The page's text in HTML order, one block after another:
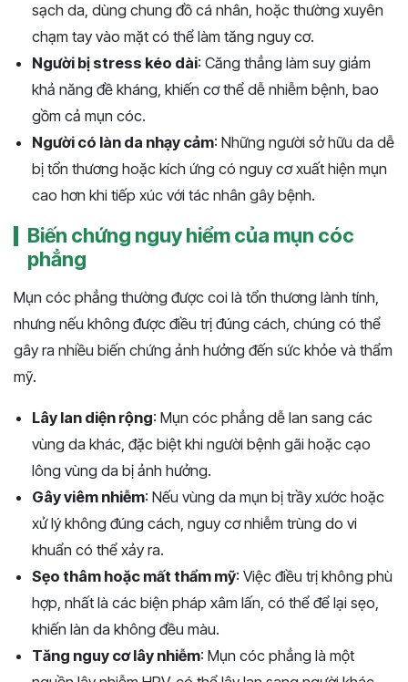
sạch da, dùng chung đồ cá nhân, hoặc thường xuyên
chạm tay vào mặt có thể làm tăng nguy cơ.
Người bị stress kéo dài: Căng thẳng làm suy giảm
khả năng đề kháng, khiến cơ thể dễ nhiễm bệnh, bao
gồm cả mụn cóc.
Người có làn da nhạy cảm: Những người sở hữu da dễ
bị tổn thương hoặc kích ứng có nguy cơ xuất hiện mụn
cao hơn khi tiếp xúc với tác nhân gây bệnh.
Biến chứng nguy hiểm của mụn cóc
phẳng
Mụn cóc phẳng thường được coi là tổn thương lành tính,
nhưng nếu không được điều trị đúng cách, chúng có thể
gây ra nhiều biến chứng ảnh hưởng đến sức khỏe và thẩm
mỹ.
Lây lan diện rộng: Mụn cóc phẳng dễ lan sang các
vùng da khác, đặc biệt khi người bệnh gãi hoặc cạo
lông vùng da bị ảnh hưởng.
Gây viêm nhiễm: Nếu vùng da mụn bị trầy xước hoặc
xử lý không đúng cách, nguy cơ nhiễm trùng do vi
khuẩn có thể xảy ra.
Sẹo thâm hoặc mất thẩm mỹ: Việc điều trị không phù
hợp, nhất là các biện pháp xâm lấn, có thể để lại sẹo,
khiến làn da không đều màu.
Tăng nguy cơ lây nhiễm: Mụn cóc phẳng là một